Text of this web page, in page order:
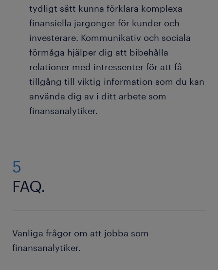
tydligt sätt kunna förklara komplexa
finansiella jargonger för kunder och
investerare. Kommunikativ och sociala
förmåga hjälper dig att bibehålla
relationer med intressenter för att få
tillgång till viktig information som du kan
använda dig av i ditt arbete som
finansanalytiker.
5
FAQ.
Vanliga frågor om att jobba som
finansanalytiker.